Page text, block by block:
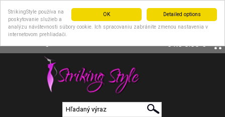
Detailed options
OK
StrikingStyle používa na
poskytovanie služieb a
analýzu návštevnosti súbory cookie. Ich spracovaniu zabránite zmenou nastavenia v
internetovom prehliadači.
0 ks0.00 €